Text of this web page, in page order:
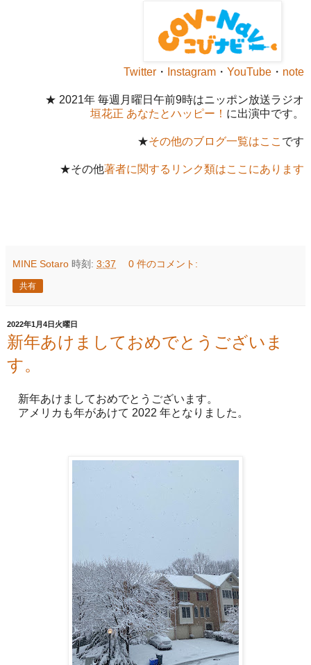
Twitter ・ Instagram ・ YouTube ・ note
★ 2021年 毎週月曜日午前9時はニッポン放送ラジオ
垣花正 あなたとハッピー！ に出演中です。
★その他のブログ一覧はここ です
★その他著者に関するリンク類はここにあります
MINE Sotaro 時刻: 3:37 0 件のコメント:
共有
2022年1月4日火曜日
新年あけましておめでとうございま
す。
新年あけましておめでとうございます。
アメリカも年があけて 2022 年となりました。